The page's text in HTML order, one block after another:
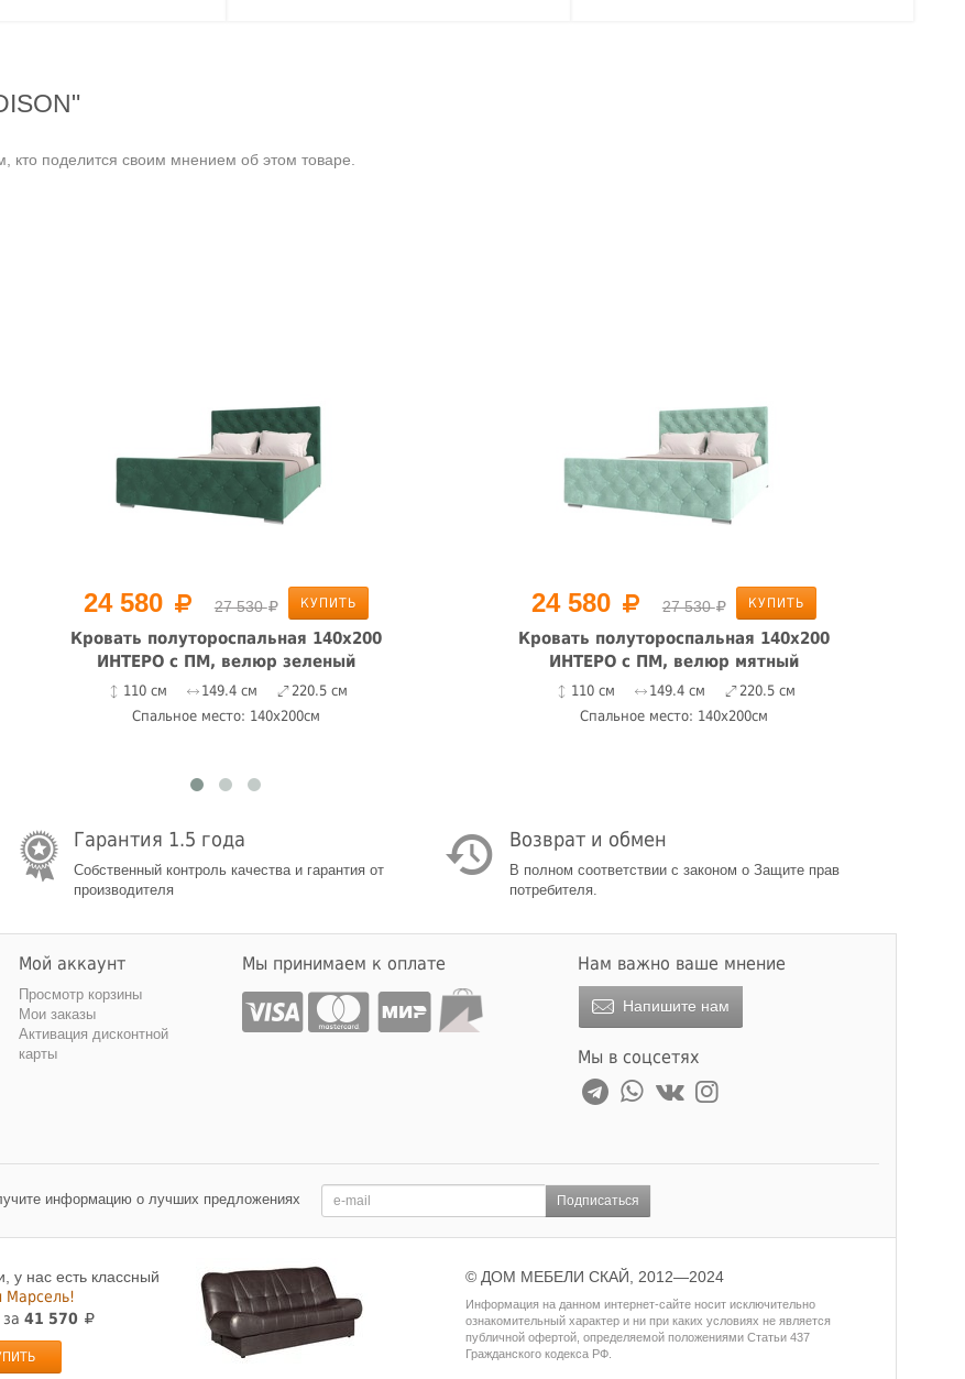
поделится своим мнением об этом товаре.
24 580 27 530 КУПИТЬ
Кровать полутороспальная 140х200
ИНТЕРО с ПМ, велюр зеленый
110 см 149.4 см
220.5 см
Спальное место: 140x200см
24 580 27 530 КУПИТЬ
Кровать полутороспальная 140х200
ИНТЕРО с ПМ, велюр мятный
110 см 149.4 см
220.5 см
Спальное место: 140x200см
Гарантия 1.5 года
Собственный контроль качества и гарантия от
производителя
Возврат и обмен
В полном соответствии с законом о Защите прав
потребителя.
Мой аккаунт
Просмотр корзины
Мои заказы
Активация дисконтной
карты
Мы принимаем к оплате Нам важно ваше мнение
Напишите нам
Мы в соцсетях
информацию о лучших предложениях Подписаться
у нас есть классный
Марсель!
за41 570
© ДОМ МЕБЕЛИ СКАЙ, 2012—2024
Информация на данном интернет-сайте носит исключительно
ознакомительный характер и ни при каких условиях не является
публичной офертой, определяемой положениями Статьи 437
Гражданского кодекса РФ.